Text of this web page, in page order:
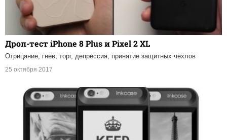
Дроп-тест iPhone 8 Plus и Pixel 2 XL
Отрицание, гнев, торг, депрессия, принятие защитных чехлов
25 октября 2017